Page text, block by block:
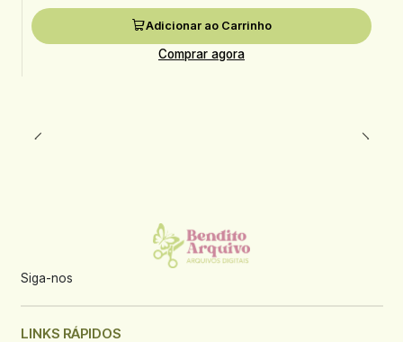
Adicionar ao Carrinho
Comprar agora
Siga-nos
LINKS RÁPIDOS